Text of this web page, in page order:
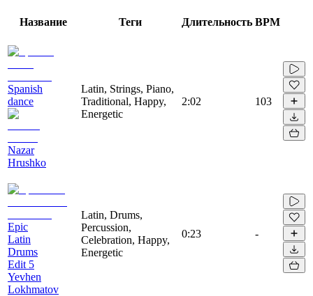
Название Теги Длительность BPM
Spanish
dance
Nazar
Hrushko
Latin, Strings, Piano,
Traditional, Happy,
Energetic
2:02 103
Epic
Latin
Drums
Edit 5
Yevhen
Lokhmatov
Latin, Drums,
Percussion,
Celebration, Happy,
Energetic
0:23 -